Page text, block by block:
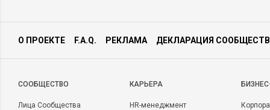
О ПРОЕКТЕ F.A.Q. РЕКЛАМА ДЕКЛАРАЦИЯ
CООБЩЕСТВО
Лица Сообщества
КАРЬЕРА
HR-менеджмент